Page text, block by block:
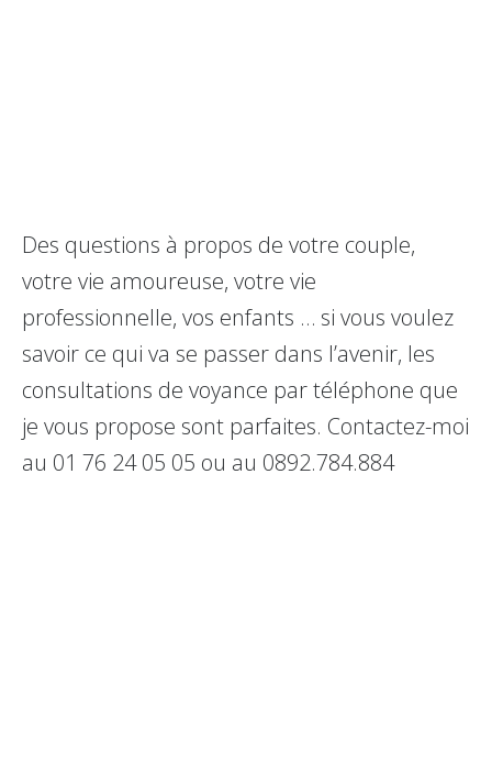
Des questions à propos de votre couple,
votre vie amoureuse, votre vie
professionnelle, vos enfants … si vous voulez
savoir ce qui va se passer dans l’avenir, les
consultations de voyance par téléphone que
je vous propose sont parfaites. Contactez-moi
au 01 76 24 05 05 ou au 0892.784.884